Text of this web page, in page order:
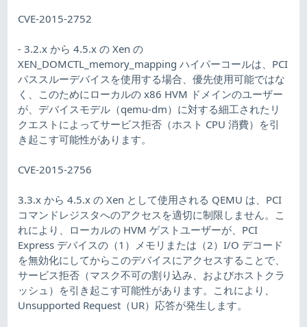
CVE-2015-2752
- 3.2.x から 4.5.x の Xen の
XEN_DOMCTL_memory_mapping ハイパーコールは、PCI
パススルーデバイスを使用する場合、優先使用可能ではな
く、このためにローカルの x86 HVM ドメインのユーザー
が、デバイスモデル（qemu-dm）に対する細工されたリ
クエストによってサービス拒否（ホスト CPU 消費）を引
き起こす可能性があります。
CVE-2015-2756
3.3.x から 4.5.x の Xen として使用される QEMU は、PCI
コマンドレジスタへのアクセスを適切に制限しません。こ
れにより、ローカルの HVM ゲストユーザーが、PCI
Express デバイスの（1）メモリまたは（2）I/O デコード
を無効化にしてからこのデバイスにアクセスすることで、
サービス拒否（マスク不可の割り込み、およびホストクラ
ッシュ）を引き起こす可能性があります。これにより、
Unsupported Request（UR）応答が発生します。